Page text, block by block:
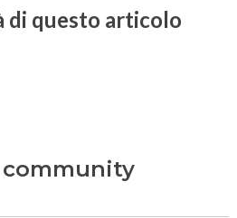
di questo articolo
community